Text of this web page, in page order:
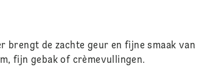
brengt de zachte geur en fijne smaak van
fijn gebak of crèmevullingen.